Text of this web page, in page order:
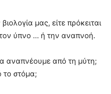
μας, είτε πρόκειται
ύπνο … ή την αναπνοή.
αναπνέουμε από τη μύτη;
το στόμα;